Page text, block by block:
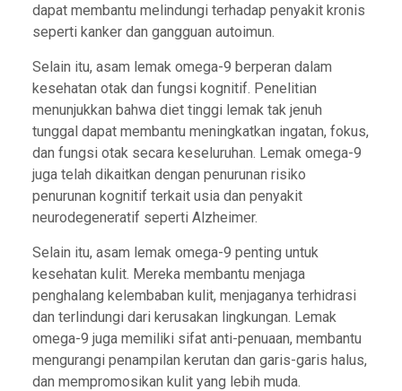
dapat membantu melindungi terhadap penyakit kronis
seperti kanker dan gangguan autoimun.
Selain itu, asam lemak omega-9 berperan dalam
kesehatan otak dan fungsi kognitif. Penelitian
menunjukkan bahwa diet tinggi lemak tak jenuh
tunggal dapat membantu meningkatkan ingatan, fokus,
dan fungsi otak secara keseluruhan. Lemak omega-9
juga telah dikaitkan dengan penurunan risiko
penurunan kognitif terkait usia dan penyakit
neurodegeneratif seperti Alzheimer.
Selain itu, asam lemak omega-9 penting untuk
kesehatan kulit. Mereka membantu menjaga
penghalang kelembaban kulit, menjaganya terhidrasi
dan terlindungi dari kerusakan lingkungan. Lemak
omega-9 juga memiliki sifat anti-penuaan, membantu
mengurangi penampilan kerutan dan garis-garis halus,
dan mempromosikan kulit yang lebih muda.